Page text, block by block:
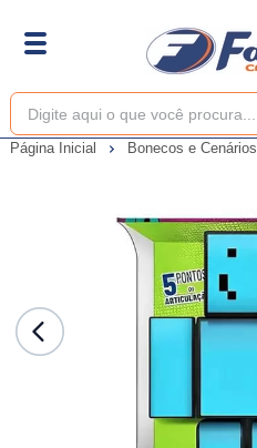
Página Inicial Bonecos e Cenários